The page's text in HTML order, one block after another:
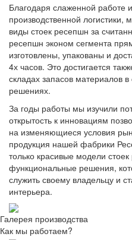
Благодаря слаженной работе
производственной логистики,
виды стоек ресепшн за
ресепшн эконом сегмента
изготовлены, упакованы и
4х часов. Это достигается
складах запасов материалов
решениях.
За годы работы мы изучили
открытость к инновациям
на изменяющиеся условия
продукция нашей фабрики
только красивые модели
функциональные решения,
служить своему владельцу и
интерьера.
Галерея производства
Как мы работаем?